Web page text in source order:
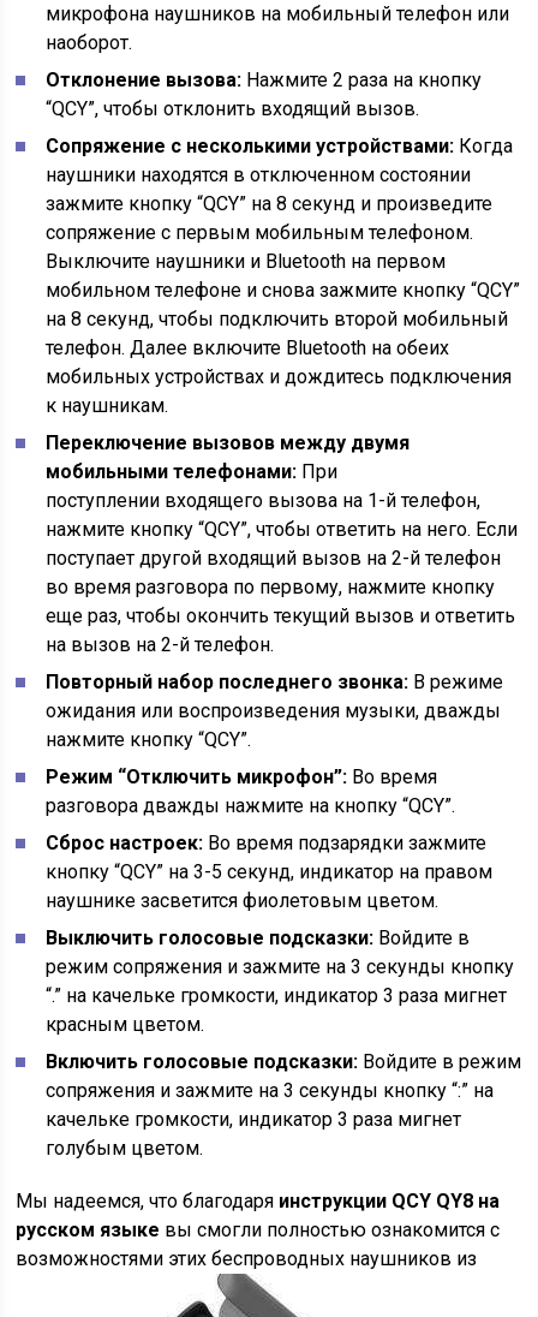
микрофона наушников на мобильный телефон или
наоборот.
Отклонение вызова: Нажмите 2 раза на кнопку
“QCY”, чтобы отклонить входящий вызов.
Сопряжение с несколькими устройствами: Когда
наушники находятся в отключенном состоянии
зажмите кнопку “QCY” на 8 секунд и произведите
сопряжение с первым мобильным телефоном.
Выключите наушники и Bluetooth на первом
мобильном телефоне и снова зажмите кнопку “QCY”
на 8 секунд, чтобы подключить второй мобильный
телефон. Далее включите Bluetooth на обеих
мобильных устройствах и дождитесь подключения
к наушникам.
Переключение вызовов между двумя
мобильными телефонами: При
поступлении входящего вызова на 1-й телефон,
нажмите кнопку “QCY”, чтобы ответить на него. Если
поступает другой входящий вызов на 2-й телефон
во время разговора по первому, нажмите кнопку
еще раз, чтобы окончить текущий вызов и ответить
на вызов на 2-й телефон.
Повторный набор последнего звонка: В режиме
ожидания или воспроизведения музыки, дважды
нажмите кнопку “QCY”.
Режим “Отключить микрофон”: Во время
разговора дважды нажмите на кнопку “QCY”.
Сброс настроек: Во время подзарядки зажмите
кнопку “QCY” на 3-5 секунд, индикатор на правом
наушнике засветится фиолетовым цветом.
Выключить голосовые подсказки: Войдите в
режим сопряжения и зажмите на 3 секунды кнопку
“.” на качельке громкости, индикатор 3 раза мигнет
красным цветом.
Включить голосовые подсказки: Войдите в режим
сопряжения и зажмите на 3 секунды кнопку “:” на
качельке громкости, индикатор 3 раза мигнет
голубым цветом.
Мы надеемся, что благодаря инструкции QCY QY8 на
русском языке вы смогли полностью ознакомится с
возможностями этих беспроводных наушников из